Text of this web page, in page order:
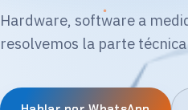
Hardware, software a
resolvemos la parte